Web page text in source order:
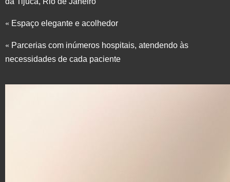
« Espaço elegante e acolhedor
« Parcerias com inúmeros hospitais, atendendo às
necessidades de cada paciente